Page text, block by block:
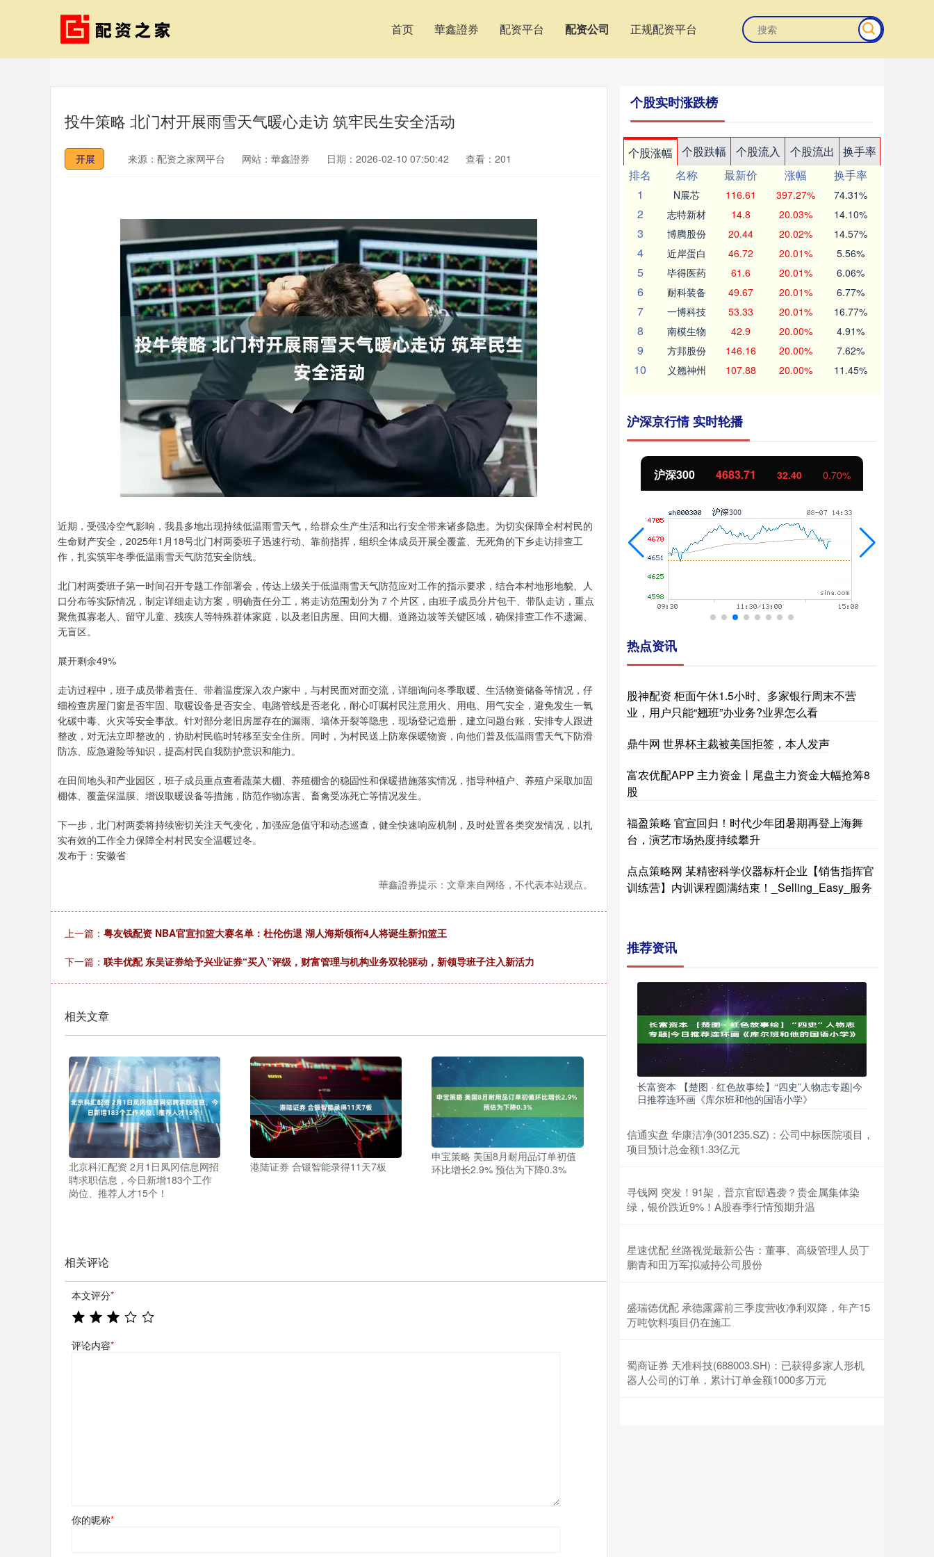
首页 華鑫證券 配资平台 配资公司 正规配资平台
投牛策略 北门村开展雨雪天气暖心走访 筑牢民生安全活动
开展 来源：配资之家网平台 网站：華鑫證券 日期：2026-02-10 07:50:42 查看：201
近期，受强冷空气影响，我县多地出现持续低温雨雪天气，给群众生产生活和出行安全带来诸多隐患。为切实保障全村村民的
生命财产安全，2025年1月18号北门村两委班子迅速行动、靠前指挥，组织全体成员开展全覆盖、无死角的下乡走访排查工
作，扎实筑牢冬季低温雨雪天气防范安全防线。
北门村两委班子第一时间召开专题工作部署会，传达上级关于低温雨雪天气防范应对工作的指示要求，结合本村地形地貌、人
口分布等实际情况，制定详细走访方案，明确责任分工，将走访范围划分为 7 个片区，由班子成员分片包干、带队走访，重点
聚焦孤寡老人、留守儿童、残疾人等特殊群体家庭，以及老旧房屋、田间大棚、道路边坡等关键区域，确保排查工作不遗漏、
无盲区。
展开剩余49%
走访过程中，班子成员带着责任、带着温度深入农户家中，与村民面对面交流，详细询问冬季取暖、生活物资储备等情况，仔
细检查房屋门窗是否牢固、取暖设备是否安全、电路管线是否老化，耐心叮嘱村民注意用火、用电、用气安全，避免发生一氧
化碳中毒、火灾等安全事故。针对部分老旧房屋存在的漏雨、墙体开裂等隐患，现场登记造册，建立问题台账，安排专人跟进
整改，对无法立即整改的，协助村民临时转移至安全住所。同时，为村民送上防寒保暖物资，向他们普及低温雨雪天气下防滑
防冻、应急避险等知识，提高村民自我防护意识和能力。
在田间地头和产业园区，班子成员重点查看蔬菜大棚、养殖棚舍的稳固性和保暖措施落实情况，指导种植户、养殖户采取加固
棚体、覆盖保温膜、增设取暖设备等措施，防范作物冻害、畜禽受冻死亡等情况发生。
下一步，北门村两委将持续密切关注天气变化，加强应急值守和动态巡查，健全快速响应机制，及时处置各类突发情况，以扎
实有效的工作全力保障全村村民安全温暖过冬。
发布于：安徽省
華鑫證券提示：文章来自网络，不代表本站观点。
上一篇： 粤友钱配资 NBA官宣扣篮大赛名单：杜伦伤退 湖人海斯领衔4人将诞生新扣篮王
下一篇： 联丰优配 东吴证券给予兴业证券“买入”评级，财富管理与机构业务双轮驱动，新领导班子注入新活力
相关文章
北京科汇配资 2月1日凤冈信息网招
聘求职信息，今日新增183个工作
岗位、推荐人才15个！
港陆证券 合锻智能录得11天7板
申宝策略 美国8月耐用品订单初值
环比增长2.9% 预估为下降0.3%
相关评论
本文评分*
评论内容*
你的昵称*
个股实时涨跌榜
个股涨幅 个股跌幅 个股流入 个股流出
换手率
排名
名称 最新价 涨幅
换手率
1
N展芯 116.61 397.27% 74.31%
2 志特新材 14.8 20.03% 14.10%
3 博腾股份 20.44 20.02% 14.57%
4 近岸蛋白 46.72 20.01% 5.56%
5 毕得医药 61.6 20.01% 6.06%
6 耐科装备 49.67 20.01% 6.77%
7 一博科技 53.33 20.01% 16.77%
8 南模生物 42.9 20.00% 4.91%
9 方邦股份 146.16 20.00% 7.62%
10 义翘神州 107.88 20.00% 11.45%
沪深京行情 实时轮播
上证指数 3930.56 14277.29 167.17 沪深300 4683.71 32.40 0.70%
热点资讯
股神配资 柜面午休1.5小时、多家银行周末不营
业，用户只能“翘班”办业务?业界怎么看
鼎牛网 世界杯主裁被美国拒签，本人发声
富农优配APP 主力资金丨尾盘主力资金大幅抢筹8
股
福盈策略 官宣回归！时代少年团暑期再登上海舞
台，演艺市场热度持续攀升
点点策略网 某精密科学仪器标杆企业【销售指挥官
训练营】内训课程圆满结束！_Selling_Easy_服务
推荐资讯
长富资本 【楚图 · 红色故事绘】“四史”人物志专题|今
日推荐连环画《库尔班和他的国语小学》
信通实盘 华康洁净(301235.SZ)：公司中标医院项目，
项目预计总金额1.33亿元
寻钱网 突发！91架，普京官邸遇袭？贵金属集体染
绿，银价跌近9%！A股春季行情预期升温
星速优配 丝路视觉最新公告：董事、高级管理人员丁
鹏青和田万军拟减持公司股份
盛瑞德优配 承德露露前三季度营收净利双降，年产15
万吨饮料项目仍在施工
蜀商证券 天准科技(688003.SH)：已获得多家人形机
器人公司的订单，累计订单金额1000多万元